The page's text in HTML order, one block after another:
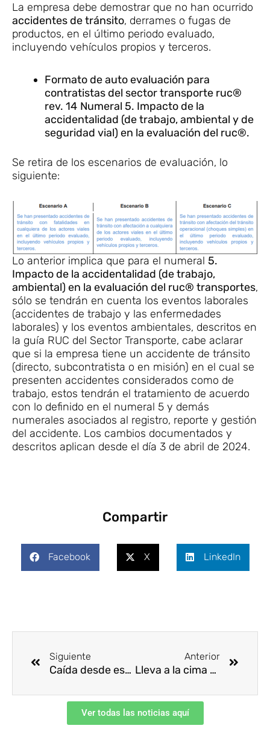
La empresa debe demostrar que no han ocurrido
accidentes de tránsito, derrames o fugas de
productos, en el último periodo evaluado,
incluyendo vehículos propios y terceros.
Formato de auto evaluación para
contratistas del sector transporte ruc®
rev. 14 Numeral 5. Impacto de la
accidentalidad (de trabajo, ambiental y de
seguridad vial) en la evaluación del ruc®.
Se retira de los escenarios de evaluación, lo
siguiente:
Lo anterior implica que para el numeral 5.
Impacto de la accidentalidad (de trabajo,
ambiental) en la evaluación del ruc® transportes,
sólo se tendrán en cuenta los eventos laborales
(accidentes de trabajo y las enfermedades
laborales) y los eventos ambientales, descritos en
la guía RUC del Sector Transporte, cabe aclarar
que si la empresa tiene un accidente de tránsito
(directo, subcontratista o en misión) en el cual se
presenten accidentes considerados como de
trabajo, estos tendrán el tratamiento de acuerdo
con lo definido en el numeral 5 y demás
numerales asociados al registro, reporte y gestión
del accidente. Los cambios documentados y
descritos aplican desde el día 3 de abril de 2024.
Compartir
Facebook X LinkedIn
Siguiente
Caída desde escalera manual extensible
Anterior
Lleva a la cima el potencial de tu equipo
Ver todas las noticias aquí